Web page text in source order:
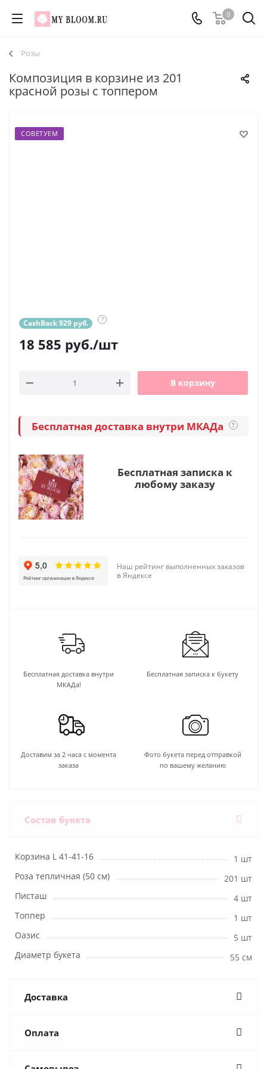
0
Розы
Композиция в корзине из 201
красной розы с топпером
СОВЕТУЕМ
CashBack 929 руб. ?
18 585 руб./шт
В корзину
Бесплатная доставка внутри МКАДа ?
Бесплатная записка к
любому заказу
Наш рейтинг выполненных заказов
в Яндексе
Бесплатная доставка внутри
МКАДа!
Бесплатная записка к букету
Доставим за 2 часа с момента
заказа
Фото букета перед отправкой
по вашему желанию
Состав букета
Корзина L 41-41-16
1 шт
Роза тепличная (50 см)
201 шт
Писташ
4 шт
Топпер
1 шт
Оазис
5 шт
Диаметр букета
55 см
Доставка
Оплата